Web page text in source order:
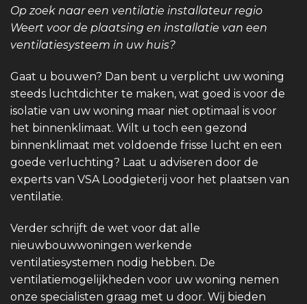
Op zoek naar een ventilatie installateur regio
Weert voor de plaatsing en installatie van een
ventilatiesysteem in uw huis?
Gaat u bouwen? Dan bent u verplicht uw woning
steeds luchtdichter te maken, wat goed is voor de
isolatie van uw woning maar niet optimaal is voor
het binnenklimaat. Wilt u toch een gezond
binnenklimaat met voldoende frisse lucht en een
goede verluchting? Laat u adviseren door de
experts van VSA Loodgieterij voor het plaatsen van
ventilatie.
Verder schrijft de wet voor dat alle
nieuwbouwwoningen werkende
ventilatiesystemen nodig hebben. De
ventilatiemogelijkheden voor uw woning nemen
onze specialisten graag met u door. Wij bieden